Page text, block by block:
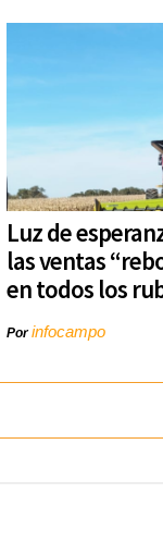
Luz de
las ventas
en todos los
Porinfocampo